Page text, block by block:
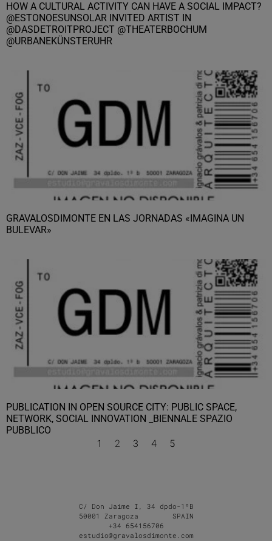
HOW A CULTURAL ACTIVITY CAN HAVE A SOCIAL IMPACT?
@ESTONOESUNSOLAR INVITED ARTIST IN
@DASDETROITPROJECT @THEATERBOCHUM
@URBANEKÜNSTERUHR
GRAVALOSDIMONTE EN LAS JORNADAS «IMAGINA UN
BULEVAR»
PUBLICATION IN OPEN SOURCE CITY: PUBLIC SPACE,
NETWORK, SOCIAL INNOVATION _BIENNALE SPAZIO
PUBBLICO
1 2 3 4 5
C/ Don Jaime I, 34 dpdo-1ºB
50001 Zaragoza SPAIN
+34 654156706
estudio@gravalosdimonte.com